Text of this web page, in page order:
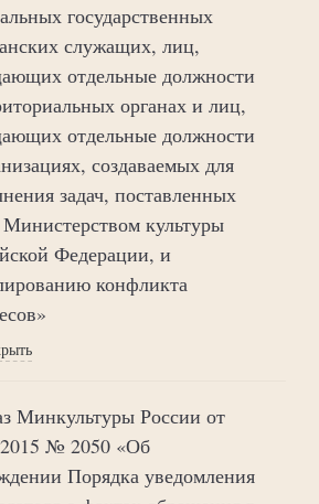
государственных
служащих, лиц,
отдельные должности
органах и лиц,
отдельные должности
создаваемых для
задач, поставленных
культуры
Федерации, и
конфликта
Минкультуры России от
№ 2050 «Об
Порядка уведомления